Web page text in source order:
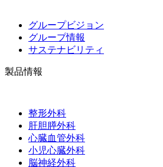
グループビジョン
グループ情報
サステナビリティ
製品情報
整形外科
肝胆膵外科
心臓血管外科
小児心臓外科
脳神経外科